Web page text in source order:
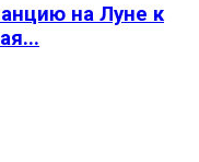
на Луне к